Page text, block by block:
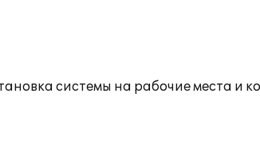
системы на рабочие места и